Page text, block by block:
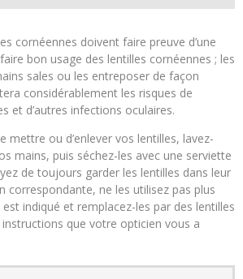
cornéennes doivent faire preuve d’une
bon usage des lentilles cornéennes ; les
sales ou les entreposer de façon
considérablement les risques de
et d’autres infections oculaires.
mettre ou d’enlever vos lentilles, lavez-
mains, puis séchez-les avec une serviette
de toujours garder les lentilles dans leur
correspondante, ne les utilisez pas plus
indiqué et remplacez-les par des lentilles
que votre opticien vous a